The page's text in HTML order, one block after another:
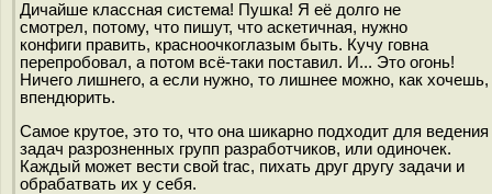
Дичайше классная система! Пушка! Я её долго не
смотрел, потому, что пишут, что аскетичная, нужно
конфиги править, красноочкоглазым быть. Кучу говна
перепробовал, а потом всё-таки поставил. И... Это огонь!
Ничего лишнего, а если нужно, то лишнее можно, как хочешь,
впендюрить.
Самое крутое, это то, что она шикарно подходит для ведения
задач разрозненных групп разработчиков, или одиночек.
Каждый может вести свой trac, пихать друг другу задачи и
обрабатвать их у себя.